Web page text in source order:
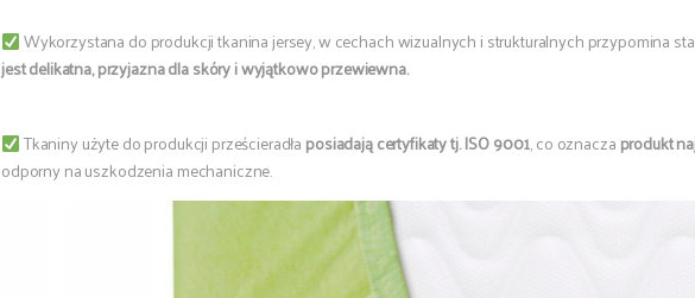
Wykorzystana do produkcji tkanina jersey, w cechach wizualnych i strukturalnych przypomina
jest delikatna, przyjazna dla skóry i wyjątkowo przewiewna.
Tkaniny użyte do produkcji prześcieradła posiadają certyfikaty tj. ISO 9001, co oznacza produkt
odporny na uszkodzenia mechaniczne.